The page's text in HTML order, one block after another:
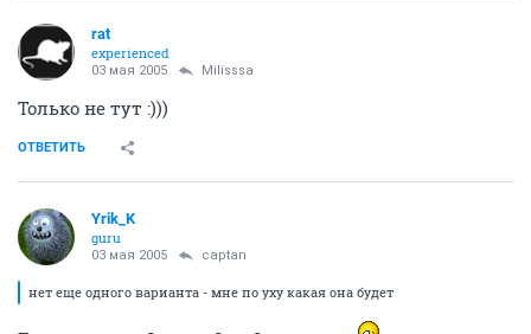
rat
experienced
03 мая 2005 Milisssa
Только не тут :)))
ОТВЕТИТЬ
Yrik_K
guru
03 мая 2005 captan
нет еще одного варианта - мне по уху какая она будет